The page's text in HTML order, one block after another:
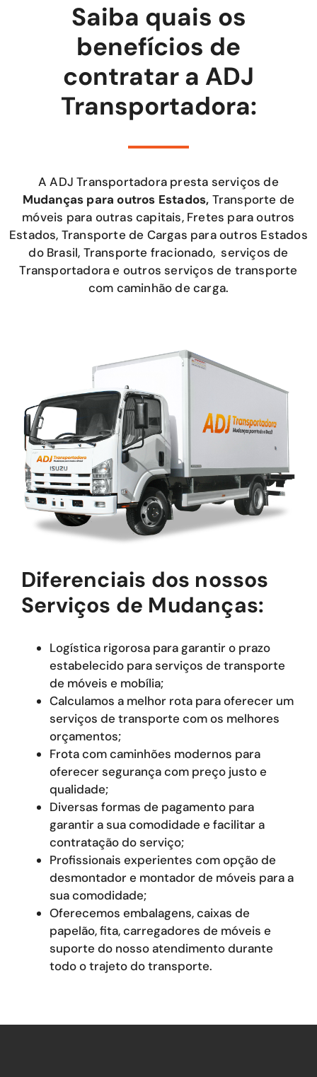
Saiba quais os
benefícios de
contratar a ADJ
Transportadora:
A ADJ Transportadora presta serviços de
Mudanças para outros Estados, Transporte de
móveis para outras capitais, Fretes para outros
Estados, Transporte de Cargas para outros Estados
do Brasil, Transporte fracionado, serviços de
Transportadora e outros serviços de transporte
com caminhão de carga.
Diferenciais dos nossos
Serviços de Mudanças:
Logística rigorosa para garantir o prazo
estabelecido para serviços de transporte
de móveis e mobília;
Calculamos a melhor rota para oferecer um
serviços de transporte com os melhores
orçamentos;
Frota com caminhões modernos para
oferecer segurança com preço justo e
qualidade;
Diversas formas de pagamento para
garantir a sua comodidade e facilitar a
contratação do serviço;
Profissionais experientes com opção de
desmontador e montador de móveis para a
sua comodidade;
Oferecemos embalagens, caixas de
papelão, fita, carregadores de móveis e
suporte do nosso atendimento durante
todo o trajeto do transporte.